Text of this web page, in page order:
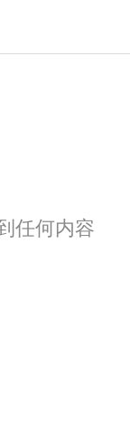
任何内容